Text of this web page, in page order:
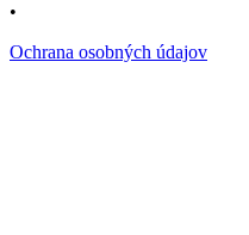
•
Ochrana osobných údajov